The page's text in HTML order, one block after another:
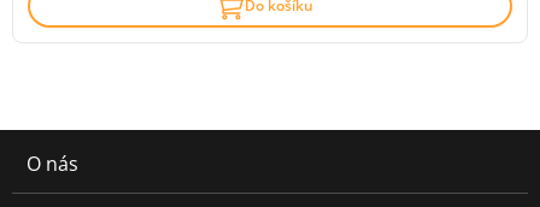
Do košíku
O nás